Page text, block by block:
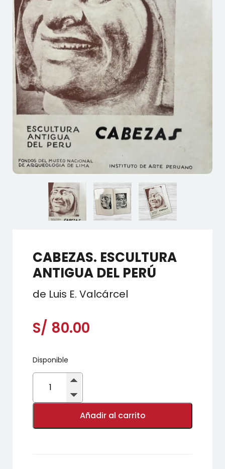
CABEZAS. ESCULTURA
ANTIGUA DEL PERÚ
de Luis E. Valcárcel
S/ 80.00
Disponible
CABEZAS.
ESCULTURA
DEL
Añadir al carrito